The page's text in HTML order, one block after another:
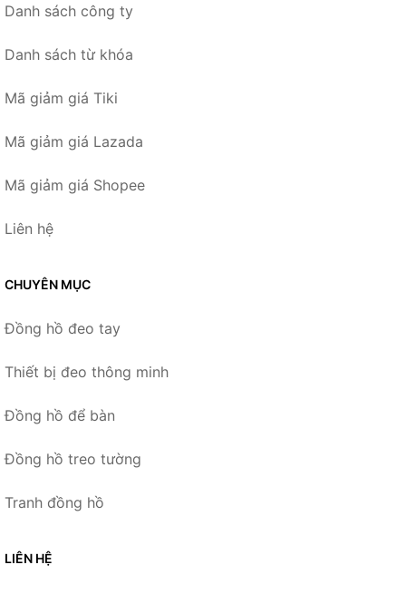
Danh sách công ty
Danh sách từ khóa
Mã giảm giá Tiki
Mã giảm giá Lazada
Mã giảm giá Shopee
Liên hệ
CHUYÊN MỤC
Đồng hồ đeo tay
Thiết bị đeo thông minh
Đồng hồ để bàn
Đồng hồ treo tường
Tranh đồng hồ
LIÊN HỆ